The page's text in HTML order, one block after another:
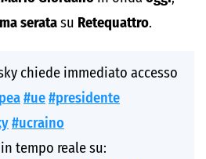
seratasu Retequattro.
chiede immediato accesso
#ue#presidente
#ucraino
tempo reale su: